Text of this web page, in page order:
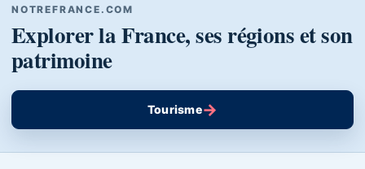
NOTREFRANCE.COM
Explorer la France, ses régions et son
patrimoine
Tourisme→